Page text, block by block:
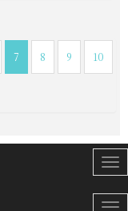
7 8 9 10